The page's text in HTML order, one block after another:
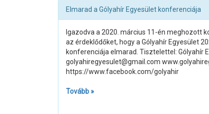
Elmarad a Gólyahír Egyesület konferenciája
Igazodva a 2020. március 11-én meghozott
az érdeklődőket, hogy a Gólyahír Egyesület
konferenciája elmarad. Tisztelettel: Gólyahír
golyahiregyesulet@gmail.com
https://www.facebook.com/golyahir
Tovább »